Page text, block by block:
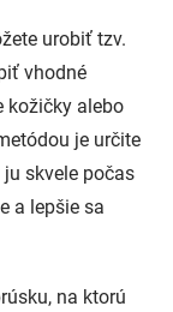
urobiť tzv.
vhodné
kožičky alebo
je určite
skvele počas
a lepšie sa
na ktorú